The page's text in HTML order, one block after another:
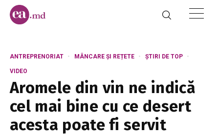
ANTREPRENORIAT MÂNCARE ȘI REȚETE ȘTIRI DE TOP
VIDEO
Aromele din vin ne indică
cel mai bine cu ce desert
acesta poate fi servit